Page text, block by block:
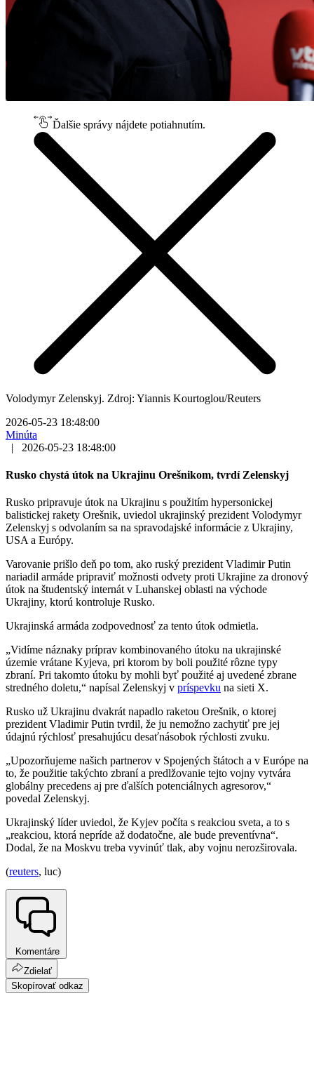
Ďalšie správy nájdete potiahnutím.
Volodymyr Zelenskyj. Zdroj: Yiannis Kourtoglou/Reuters
2026-05-23 18:48:00
Minúta
|
2026-05-23 18:48:00
Rusko chystá útok na Ukrajinu Orešnikom, tvrdí Zelenskyj
Rusko pripravuje útok na Ukrajinu s použitím hypersonickej
balistickej rakety Orešnik, uviedol ukrajinský prezident Volodymyr
Zelenskyj s odvolaním sa na spravodajské informácie z Ukrajiny,
USA a Európy.
Varovanie prišlo deň po tom, ako ruský prezident Vladimir Putin
nariadil armáde pripraviť možnosti odvety proti Ukrajine za dronový
útok na študentský internát v Luhanskej oblasti na východe
Ukrajiny, ktorú kontroluje Rusko.
Ukrajinská armáda zodpovednosť za tento útok odmietla.
„Vidíme náznaky príprav kombinovaného útoku na ukrajinské
územie vrátane Kyjeva, pri ktorom by boli použité rôzne typy
zbraní. Pri takomto útoku by mohli byť použité aj uvedené zbrane
stredného doletu,“ napísal Zelenskyj v príspevku na sieti X.
Rusko už Ukrajinu dvakrát napadlo raketou Orešnik, o ktorej
prezident Vladimir Putin tvrdil, že ju nemožno zachytiť pre jej
údajnú rýchlosť presahujúcu desaťnásobok rýchlosti zvuku.
„Upozorňujeme našich partnerov v Spojených štátoch a v Európe na
to, že použitie takýchto zbraní a predlžovanie tejto vojny vytvára
globálny precedens aj pre ďalších potenciálnych agresorov,“
povedal Zelenskyj.
Ukrajinský líder uviedol, že Kyjev počíta s reakciou sveta, a to s
„reakciou, ktorá nepríde až dodatočne, ale bude preventívna“.
Dodal, že na Moskvu treba vyvinúť tlak, aby vojnu nerozširovala.
(reuters, luc)
Komentáre
Zdielať
Skopírovať odkaz